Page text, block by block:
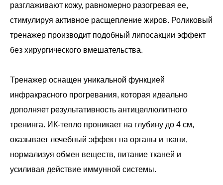
разглаживают кожу, равномерно разогревая ее,
стимулируя активное расщепление жиров. Роликовый
тренажер производит подобный липосакции эффект
без хирургического вмешательства.
Тренажер оснащен уникальной функцией
инфракрасного прогревания, которая идеально
дополняет результативность антицеллюлитного
тренинга. ИК-тепло проникает на глубину до 4 см,
оказывает лечебный эффект на органы и ткани,
нормализуя обмен веществ, питание тканей и
усиливая действие иммунной системы.